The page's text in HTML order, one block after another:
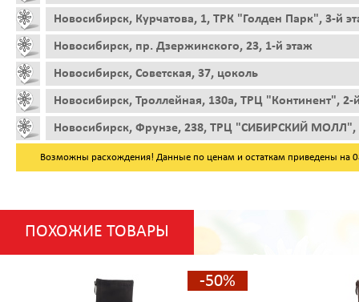
Новосибирск, Курчатова, 1, ТРК "Голден Парк", 3-й
Новосибирск, пр. Дзержинского, 23, 1-й этаж
Новосибирск, Советская, 37, цоколь
Новосибирск, Троллейная, 130а, ТРЦ "Континент", 2-
Новосибирск, Фрунзе, 238, ТРЦ "СИБИРСКИЙ МОЛЛ",
Возможны расхождения! Данные по ценам и остаткам приведены на
ПОХОЖИЕ ТОВАРЫ
-50%